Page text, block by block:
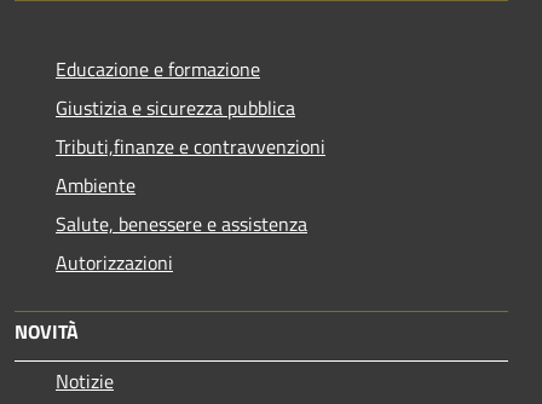
Educazione e formazione
Giustizia e sicurezza pubblica
Tributi,finanze e contravvenzioni
Ambiente
Salute, benessere e assistenza
Autorizzazioni
NOVITÀ
Notizie